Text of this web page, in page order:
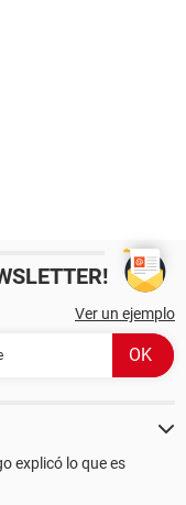
Ver un ejemplo
explicó lo que es